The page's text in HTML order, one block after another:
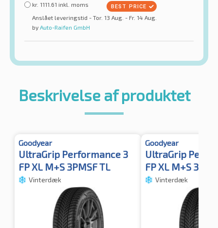
kr. 1111.61 inkl. moms
Anslået leveringstid - Tor. 13 Aug. - Fr. 14 Aug.
by Auto-Raifen GmbH
Beskrivelse af produktet
Goodyear
UltraGrip Performance 3
FP XL M+S 3PMSF TL
Vinterdæk
Goodyear
UltraGrip
FP XL M+S
Vinterdæk